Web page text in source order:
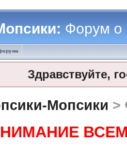
Форум о
Здравствуйте,
Мопсики >